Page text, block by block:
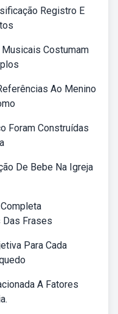
Registro E
Costumam
Ao Menino
Foram Construídas
De Bebe Na Igreja
Das Frases
Para Cada
A Fatores